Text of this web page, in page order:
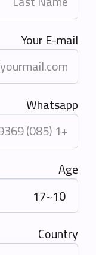
Your E-mail
Whatsapp
Age
Country